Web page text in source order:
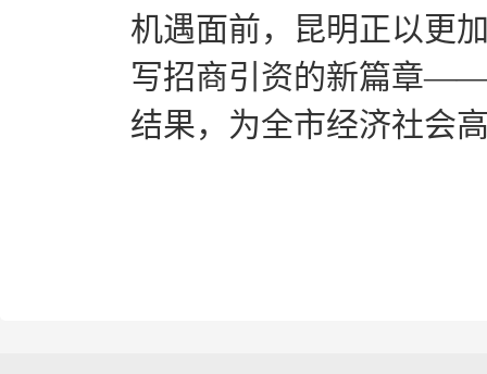
机遇面前，昆明正以更
写招商引资的新篇章——
结果，为全市经济社会